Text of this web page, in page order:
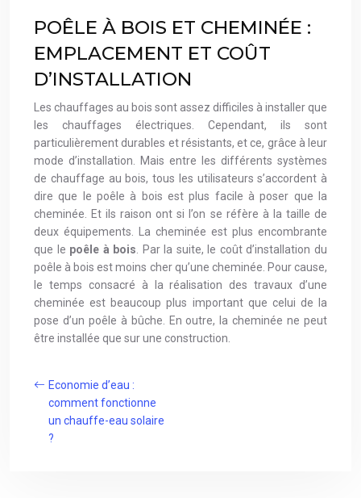
POÊLE À BOIS ET CHEMINÉE :
EMPLACEMENT ET COÛT
D’INSTALLATION
Les chauffages au bois sont assez difficiles à installer que
les chauffages électriques. Cependant, ils sont
particulièrement durables et résistants, et ce, grâce à leur
mode d’installation. Mais entre les différents systèmes
de chauffage au bois, tous les utilisateurs s’accordent à
dire que le poêle à bois est plus facile à poser que la
cheminée. Et ils raison ont si l’on se réfère à la taille de
deux équipements. La cheminée est plus encombrante
que le poêle à bois . Par la suite, le coût d’installation du
poêle à bois est moins cher qu’une cheminée. Pour cause,
le temps consacré à la réalisation des travaux d’une
cheminée est beaucoup plus important que celui de la
pose d’un poêle à bûche. En outre, la cheminée ne peut
être installée que sur une construction.
Economie d’eau :
comment fonctionne
un chauffe-eau solaire
?